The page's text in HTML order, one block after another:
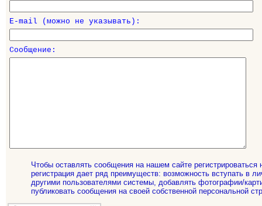
E-mail (можно не указывать):
Сообщение:
Чтобы оставлять сообщения на нашем сайте регистрироваться
регистрация дает ряд преимуществ: возможность вступать в
другими пользователями системы, добавлять фотографии/
публиковать сообщения на своей собственной персональной